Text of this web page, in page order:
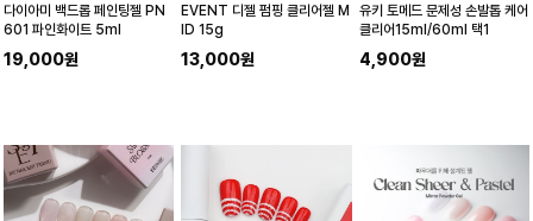
다이아미 백드롭 페인팅젤 PN
601 파인화이트 5ml
19,000원
EVENT 디젤 펌핑 클리어젤 M
ID 15g
13,000원
유키 토메드 문제성 손발톱 케어
클리어15ml/60ml 택1
4,900원